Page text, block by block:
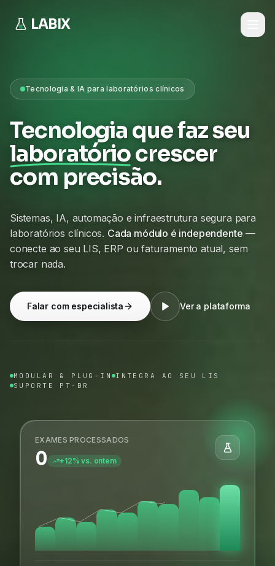
LABIX
Tecnologia & IA para laboratórios clínicos
Tecnologia que faz seu
laboratóriocrescer
com precisão.
Sistemas, IA, automação e infraestrutura segura para
laboratórios clínicos. Cada módulo é independente —
conecte ao seu LIS, ERP ou faturamento atual, sem
trocar nada.
Falar com especialista Ver a plataforma
MODULAR & PLUG-IN INTEGRA AO SEU LIS
SUPORTE PT-BR
EXAMES PROCESSADOS
0 +12% vs. ontem